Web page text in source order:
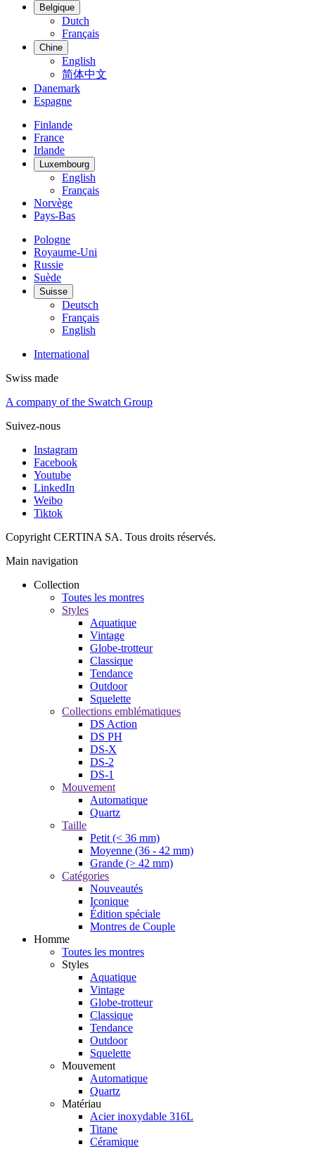
Belgique
Dutch
Français
Chine
English
简体中文
Danemark
Espagne
Finlande
France
Irlande
Luxembourg
English
Français
Norvège
Pays-Bas
Pologne
Royaume-Uni
Russie
Suède
Suisse
Deutsch
Français
English
International
Swiss made
A company of the Swatch Group
Suivez-nous
Instagram
Facebook
Youtube
LinkedIn
Weibo
Tiktok
Copyright CERTINA SA. Tous droits réservés.
Main navigation
Collection
Toutes les montres
Styles
Aquatique
Vintage
Globe-trotteur
Classique
Tendance
Outdoor
Squelette
Collections emblématiques
DS Action
DS PH
DS-X
DS-2
DS-1
Mouvement
Automatique
Quartz
Taille
Petit (< 36 mm)
Moyenne (36 - 42 mm)
Grande (> 42 mm)
Catégories
Nouveautés
Iconique
Édition spéciale
Montres de Couple
Homme
Toutes les montres
Styles
Aquatique
Vintage
Globe-trotteur
Classique
Tendance
Outdoor
Squelette
Mouvement
Automatique
Quartz
Matériau
Acier inoxydable 316L
Titane
Céramique